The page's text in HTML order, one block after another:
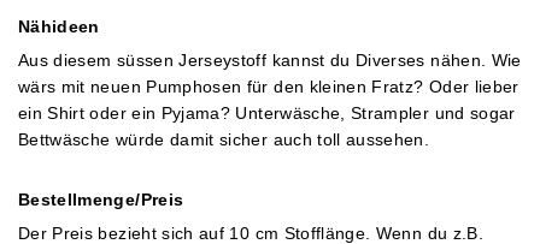
Nähideen
Aus diesem süssen Jerseystoff kannst du Diverses nähen. Wie
wärs mit neuen Pumphosen für den kleinen Fratz? Oder lieber
ein Shirt oder ein Pyjama? Unterwäsche, Strampler und sogar
Bettwäsche würde damit sicher auch toll aussehen.
Bestellmenge/Preis
Der Preis bezieht sich auf 10 cm Stofflänge. Wenn du z.B.